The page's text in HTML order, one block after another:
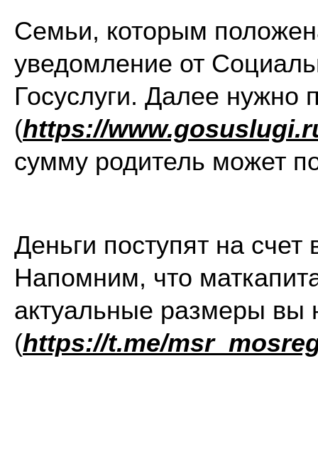
Семьи, которым
уведомление от
Госуслуги. Далее нужно
(https://
сумму родитель может
Деньги поступят на счет
Напомним, что
актуальные размеры вы
(https://t.me/